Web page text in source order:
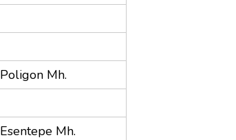
Poligon Mh.
Esentepe Mh.